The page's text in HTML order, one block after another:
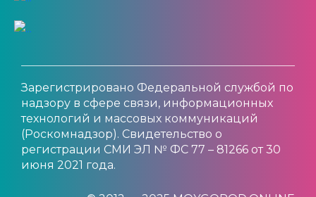
Зарегистрировано Федеральной службой по
надзору в сфере связи, информационных
технологий и массовых коммуникаций
(Роскомнадзор). Свидетельство о
регистрации СМИ ЭЛ № ФС 77 – 81266 от 30
июня 2021 года.